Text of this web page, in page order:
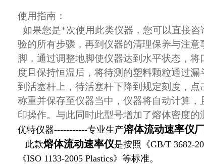
使用指南：
如果您是*次使用此类仪器，您可以直接
验的所有步骤，再到仪器的清理保养与注
脚，通过调整地脚使仪器达到水平状态，
度且保持恒温后，将待测的塑料颗粒通过
到活塞杆上，待活塞杆下降到规定刻度，
称重并保存至仪器当中，仪器将自动计算
印操作。与此同时此型号增加了熔体密度的
优特仪器-----------专业生产溶体流动速率仪
此款熔体流动速率仪是按照《GB/T 3682-
《ISO 1133-2005 Plastics》等标准。